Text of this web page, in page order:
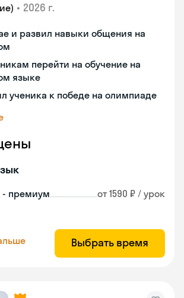
• 2026 г.
и развил навыки общения на
перейти на обучение на
языке
ученика к победе на олимпиаде
- премиум от 1590 ₽ / урок
Выбрать время